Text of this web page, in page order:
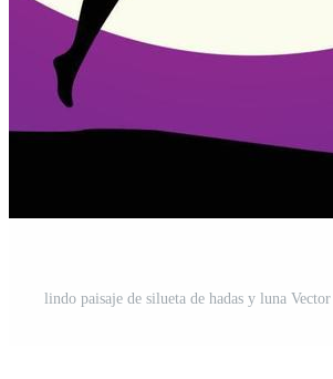
lindo paisaje de silueta de hadas y luna